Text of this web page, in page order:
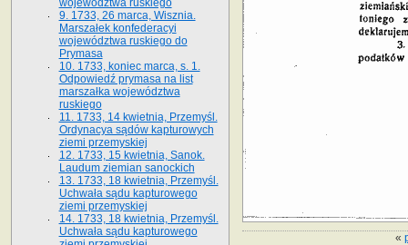
«
województwa ruskiego
9. 1733, 26 marca, Wisznia.
Marszałek konfederacyi
województwa ruskiego do
Prymasa
10. 1733, koniec marca, s. 1.
Odpowiedź prymasa na list
marszałka województwa
ruskiego
11. 1733, 14 kwietnia, Przemyśl.
Ordynacya sądów kapturowych
ziemi przemyskiej
12. 1733, 15 kwietnia, Sanok.
Laudum ziemian sanockich
13. 1733, 18 kwietnia, Przemyśl.
Uchwała sądu kapturowego
ziemi przemyskiej
14. 1733, 18 kwietnia, Przemyśl.
Uchwała sądu kapturowego